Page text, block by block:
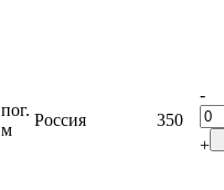
пог.
м
Россия 350
-
+